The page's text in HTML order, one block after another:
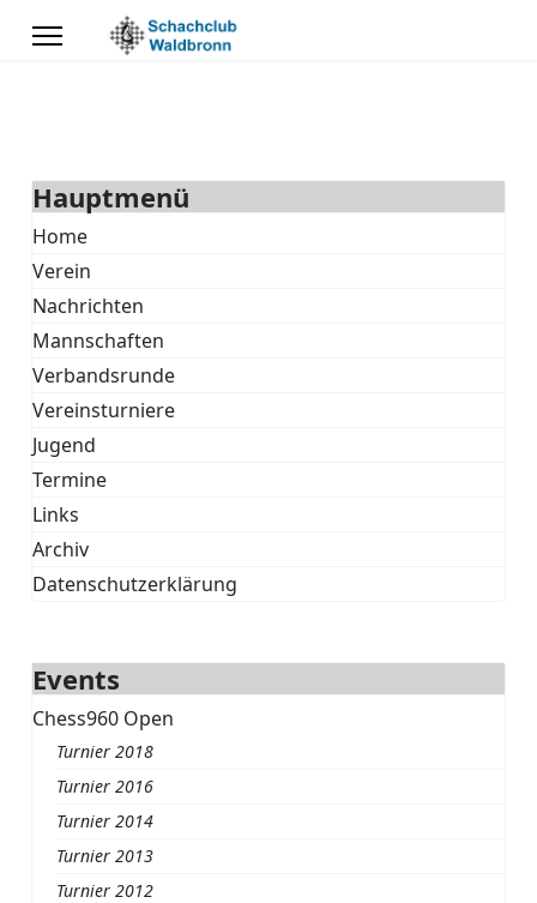
Hauptmenü
Home
Verein
Nachrichten
Mannschaften
Verbandsrunde
Vereinsturniere
Jugend
Termine
Links
Archiv
Datenschutzerklärung
Events
Chess960 Open
Turnier 2018
Turnier 2016
Turnier 2014
Turnier 2013
Turnier 2012